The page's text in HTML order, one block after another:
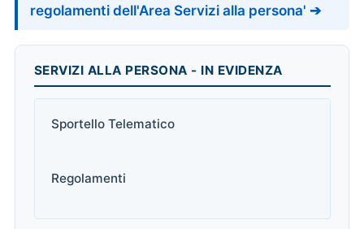
regolamenti dell'Area Servizi alla persona' ➔
SERVIZI ALLA PERSONA - IN EVIDENZA
Sportello Telematico
Regolamenti